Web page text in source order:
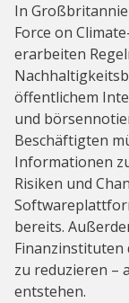
In
Force on
erarbeiten
öffentlichem
und
Beschäftigten
Informationen
Risiken und
bereits.
Finanzinstituten
zu reduzieren –
entstehen.